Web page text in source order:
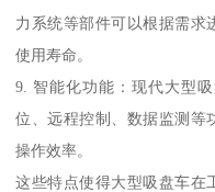
力系统等部件可以根据需求
使用寿命。
9. 智能化功能：现代大型
位、远程控制、数据监测等
操作效率。
这些特点使得大型吸盘车在